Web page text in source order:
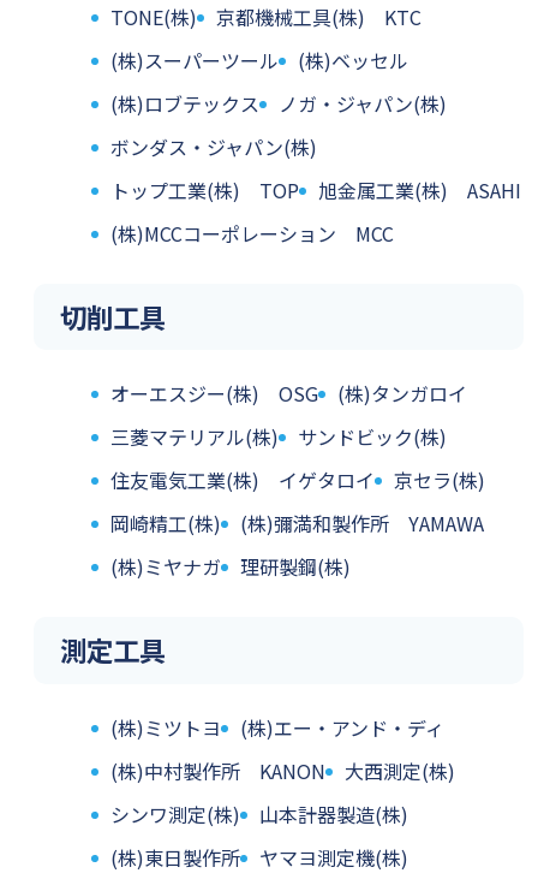
TONE(株)
京都機械工具(株) KTC
(株)スーパーツール
(株)ベッセル
(株)ロブテックス
ノガ・ジャパン(株)
ボンダス・ジャパン(株)
トップ工業(株) TOP
旭金属工業(株) ASAHI
(株)MCCコーポレーション MCC
切削工具
オーエスジー(株) OSG
(株)タンガロイ
三菱マテリアル(株)
サンドビック(株)
住友電気工業(株) イゲタロイ
京セラ(株)
岡崎精工(株)
(株)彌満和製作所 YAMAWA
(株)ミヤナガ
理研製鋼(株)
測定工具
(株)ミツトヨ
(株)エー・アンド・ディ
(株)中村製作所 KANON
大西測定(株)
シンワ測定(株)
山本計器製造(株)
(株)東日製作所
ヤマヨ測定機(株)